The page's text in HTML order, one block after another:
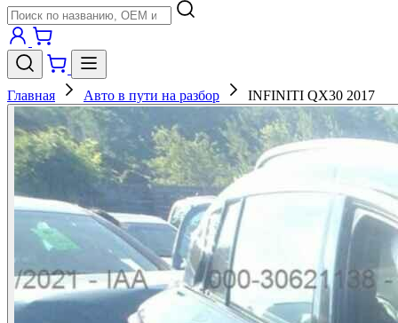
Главная Авто в пути на разбор INFINITI QX30 2017